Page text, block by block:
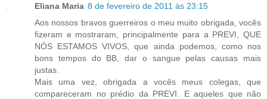
Eliana Maria 8 de fevereiro de 2011 às 23:15
Aos nossos bravos guerreiros o meu muito obrigada, vocês
fizeram e mostraram, principalmente para a PREVI, QUE
NÓS ESTAMOS VIVOS, que ainda podemos, como nos
bons tempos do BB, dar o sangue pelas causas mais
justas.
Mais uma vez, obrigada a vocês meus colegas, que
compareceram no prédio da PREVI. E aqueles que não